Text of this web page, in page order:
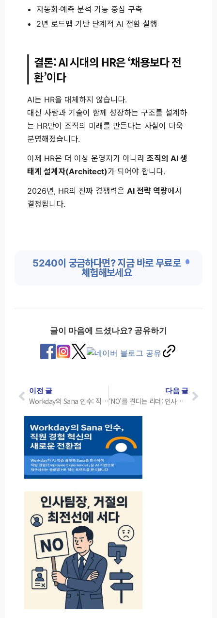
자동화·예측 분석 기능 중심 구축
2년 로드맵 기반 단계적 AI 전환 실행
결론: AI 시대의 HR은 ‘채용보다 전
환’이다
AI는 HR을 대체하지 않습니다.
대신 사람과 기술이 함께 성장하는 구조를 설계하
는 HR만이 조직의 미래를 만든다는 사실이 더욱
분명해졌습니다.
이제 HR은 더 이상 운영자가 아니라 조직의 AI 생
태계 설계자(Architect)가 되어야 합니다.
2026년, HR의 진짜 경쟁력은 AI 전략 역량에서
결정됩니다.
5240이 궁금하다면? 지금 바로 무료로
체험해보세요
글이 마음에 드셨나요? 공유하기
이전 글
Workday의 Sana 인수: 직원 경험 혁신을 위한 5가지 변화 분석
다음 글
‘NO’를 견디는 리더: 인사담당자의 거절 내성 키우기